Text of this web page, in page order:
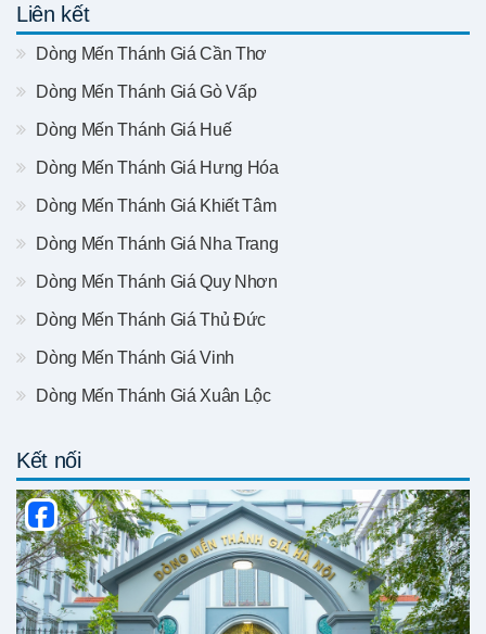
Liên kết
Dòng Mến Thánh Giá Cần Thơ
Dòng Mến Thánh Giá Gò Vấp
Dòng Mến Thánh Giá Huế
Dòng Mến Thánh Giá Hưng Hóa
Dòng Mến Thánh Giá Khiết Tâm
Dòng Mến Thánh Giá Nha Trang
Dòng Mến Thánh Giá Quy Nhơn
Dòng Mến Thánh Giá Thủ Đức
Dòng Mến Thánh Giá Vinh
Dòng Mến Thánh Giá Xuân Lộc
Kết nối